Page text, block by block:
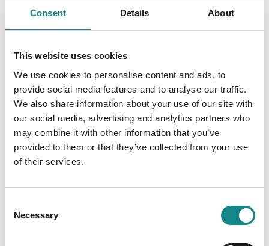
Consent Details About
This website uses cookies
We use cookies to personalise content and ads, to
provide social media features and to analyse our traffic.
We also share information about your use of our site with
our social media, advertising and analytics partners who
may combine it with other information that you’ve
provided to them or that they’ve collected from your use
of their services.
Selection
Necessary
und Großartiges bewirken. Doch nicht nur
bei der farbenfrohen Rettungsaktion wird
Balduin bunt, er wechselt, ohne es zu wollen,
andauernd seine Farbe und weiß überhaupt
nicht mehr, was er denn nun eigentlich fühlt.
Ob das wohl an seiner Freundin Emilia liegt?
Ein Abenteuer über die Stärke der
Gemeinschaft, über die erste Liebe und